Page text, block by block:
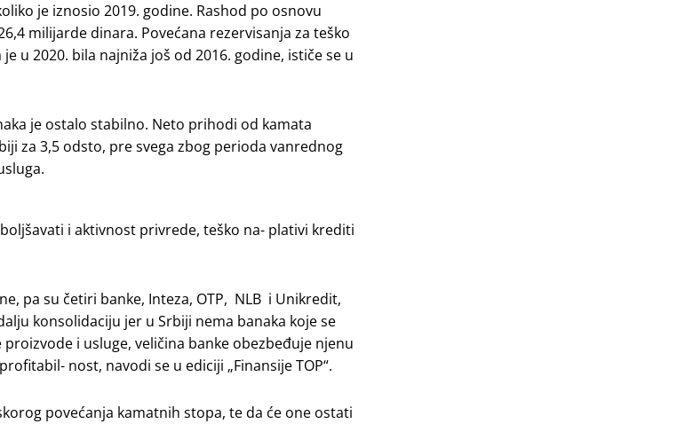
je iznosio 2019. godine. Rashod po osnovu
milijarde dinara. Povećana rezervisanja za teško
u 2020. bila najniža još od 2016. godine, ističe se u
je ostalo stabilno. Neto prihodi od kamata
za 3,5 odsto, pre svega zbog perioda vanrednog
i aktivnost privrede, teško na- plativi krediti
pa su četiri banke, Inteza, OTP, NLB i Unikredit,
konsolidaciju jer u Srbiji nema banaka koje se
i usluge, veličina banke obezbeđuje njenu
nost, navodi se u ediciji „Finansije TOP“.
povećanja kamatnih stopa, te da će one ostati